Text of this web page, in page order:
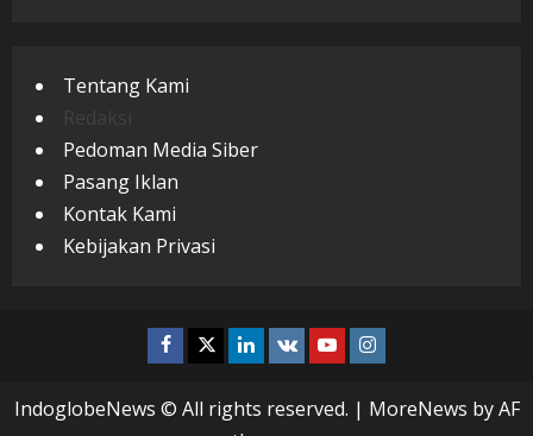
Tentang Kami
Pedoman Media Siber
Pasang Iklan
Kontak Kami
Kebijakan Privasi
Facebook
TwitterLinkedin
VK YoutubeInstagram
IndoglobeNews © All rights reserved. | MoreNews by AF